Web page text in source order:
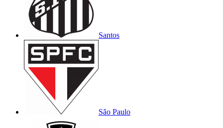
Santos
São Paulo